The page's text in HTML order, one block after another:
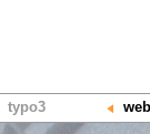
typo3